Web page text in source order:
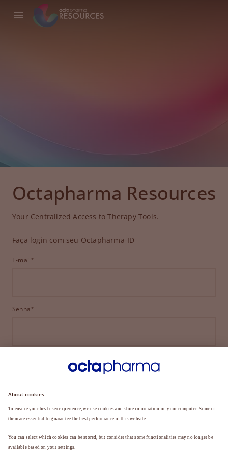
Octapharma Resources
Your Centralized Access to Therapy Tools.
Faça login com seu Octapharma-ID
E-mail*
Senha*
ENTRAR
ESQUECEU SUA SENHA?
Ainda não é membro?